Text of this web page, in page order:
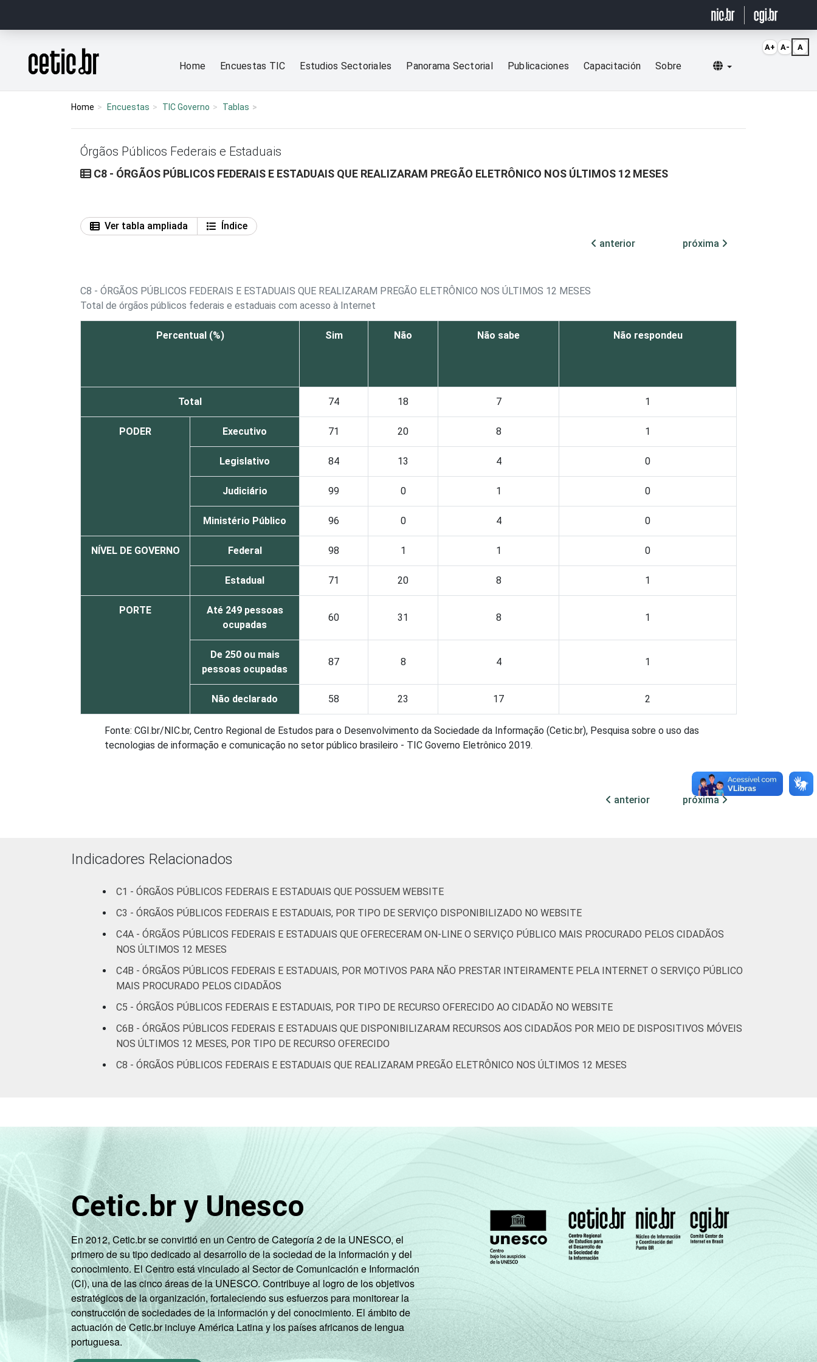
Página inicial
Home Encuestas TIC Estudios Sectoriales Panorama Sectorial Publicaciones Capacitación Sobre Selecionar idioma
Home Encuestas TIC Governo Tablas
Órgãos Públicos Federais e Estaduais
C8 - ÓRGÃOS PÚBLICOS FEDERAIS E ESTADUAIS QUE REALIZARAM PREGÃO ELETRÔNICO NOS ÚLTIMOS 12 MESES
Ver tabla ampliada
Índice
anterior
próxima
C8 - ÓRGÃOS PÚBLICOS FEDERAIS E ESTADUAIS QUE REALIZARAM PREGÃO ELETRÔNICO NOS ÚLTIMOS 12 MESES
Total de órgãos públicos federais e estaduais com acesso à Internet
Percentual (%) Sim Não Não sabe Não respondeu
Total 74 18 7 1
PODER Executivo 71 20 8 1
Legislativo 84 13 4 0
Judiciário 99 0 1 0
Ministério Público 96 0 4 0
NÍVEL DE GOVERNO Federal 98 1 1 0
Estadual 71 20 8 1
PORTE
Até 249 pessoas
ocupadas
60 31 8 1
De 250 ou mais
pessoas ocupadas
87 8 4 1
Não declarado 58 23 17 2
Fonte: CGI.br/NIC.br, Centro Regional de Estudos para o Desenvolvimento da Sociedade da Informação (Cetic.br), Pesquisa sobre o uso das
tecnologias de informação e comunicação no setor público brasileiro - TIC Governo Eletrônico 2019.
anterior próxima
Indicadores Relacionados
C1 - ÓRGÃOS PÚBLICOS FEDERAIS E ESTADUAIS QUE POSSUEM WEBSITE
C3 - ÓRGÃOS PÚBLICOS FEDERAIS E ESTADUAIS, POR TIPO DE SERVIÇO DISPONIBILIZADO NO WEBSITE
C4A - ÓRGÃOS PÚBLICOS FEDERAIS E ESTADUAIS QUE OFERECERAM ON-LINE O SERVIÇO PÚBLICO MAIS PROCURADO PELOS CIDADÃOS
NOS ÚLTIMOS 12 MESES
C4B - ÓRGÃOS PÚBLICOS FEDERAIS E ESTADUAIS, POR MOTIVOS PARA NÃO PRESTAR INTEIRAMENTE PELA INTERNET O SERVIÇO PÚBLICO
MAIS PROCURADO PELOS CIDADÃOS
C5 - ÓRGÃOS PÚBLICOS FEDERAIS E ESTADUAIS, POR TIPO DE RECURSO OFERECIDO AO CIDADÃO NO WEBSITE
C6B - ÓRGÃOS PÚBLICOS FEDERAIS E ESTADUAIS QUE DISPONIBILIZARAM RECURSOS AOS CIDADÃOS POR MEIO DE DISPOSITIVOS MÓVEIS
NOS ÚLTIMOS 12 MESES, POR TIPO DE RECURSO OFERECIDO
C8 - ÓRGÃOS PÚBLICOS FEDERAIS E ESTADUAIS QUE REALIZARAM PREGÃO ELETRÔNICO NOS ÚLTIMOS 12 MESES
Cetic.br y Unesco
En 2012, Cetic.br se convirtió en un Centro de Categoría 2 de la UNESCO, el
primero de su tipo dedicado al desarrollo de la sociedad de la información y del
conocimiento. El Centro está vinculado al Sector de Comunicación e Información
(CI), una de las cinco áreas de la UNESCO. Contribuye al logro de los objetivos
estratégicos de la organización, fortaleciendo sus esfuerzos para monitorear la
construcción de sociedades de la información y del conocimiento. El ámbito de
actuación de Cetic.br incluye América Latina y los países africanos de lengua
portuguesa.
A+ A- A